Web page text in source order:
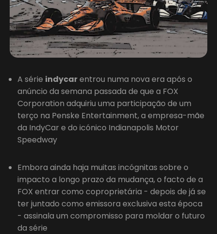
A série indycarentrou numa nova era após o
anúncio da semana passada de que a FOX
Corporation adquiriu uma participação de um
terço na Penske Entertainment, a empresa-mãe
da IndyCar e do icónico Indianapolis Motor
Speedway
Embora ainda haja muitas incógnitas sobre o
impacto a longo prazo da mudança, o facto de a
FOX entrar como coproprietária - depois de já se
ter juntado como emissora exclusiva esta época
- assinala um compromisso para moldar o futuro
da série